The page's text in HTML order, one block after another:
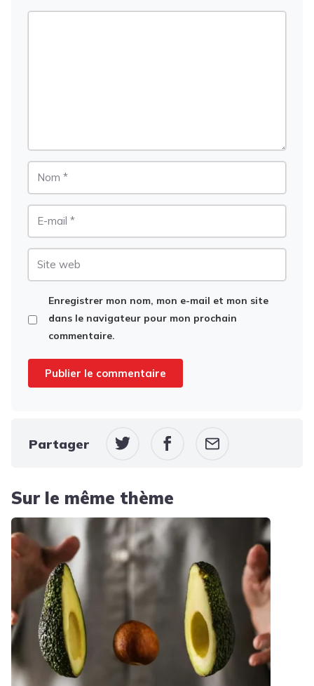
Enregistrer mon nom, mon e-mail et mon site
dans le navigateur pour mon prochain
commentaire.
Partager
Sur le même thème